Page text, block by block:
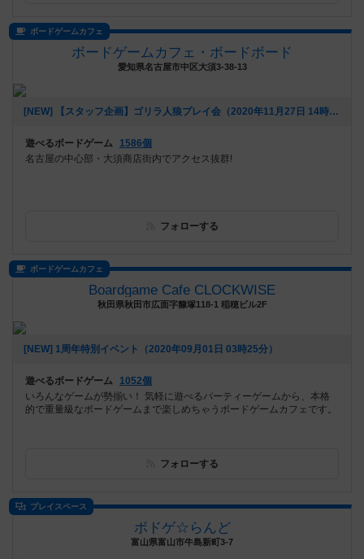
ボードゲームカフェ
ボードゲームカフェ・ボードボード
愛知県名古屋市中区大須3-38-13
[NEW] 【スタッフ企画】ゴリラ人狼プレイ会（2020年11月27日 14時27分）
遊べるボードゲーム
1586個
名古屋の中心部・大須商店街内でアクセス抜群!
フォローする
ボードゲームカフェ
Boardgame Cafe CLOCKWISE
秋田県秋田市広面字糠塚118-1 稲穂ビル2F
[NEW] 1周年特別イベント（2020年09月01日 03時25分）
遊べるボードゲーム
1052個
いろんなゲームが勢揃い！ 気軽に遊べるパーティーゲームから、本格
的で重量級なボードゲームまで楽しめちゃうボードゲームカフェです。
フォローする
プレイスペース
ボドゲ☆らんど
富山県富山市牛島新町3-7